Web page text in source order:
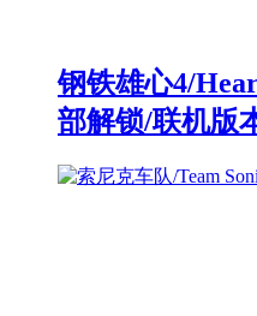
钢铁雄心4/
部解锁/联机版